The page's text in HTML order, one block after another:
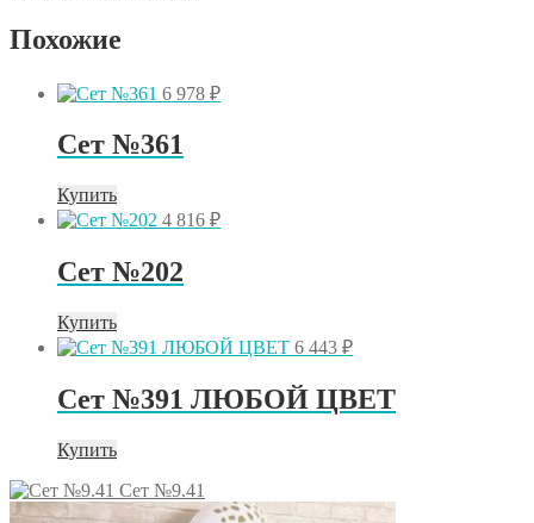
Похожие
6 978 ₽
Сет №361
Купить
4 816 ₽
Сет №202
Купить
6 443 ₽
Сет №391 ЛЮБОЙ ЦВЕТ
Купить
Сет №9.41